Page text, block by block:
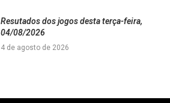
Resutados dos jogos desta terça-feira,
04/08/2026
4 de agosto de 2026